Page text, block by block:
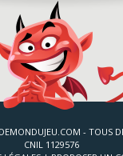
- TOUS
CNIL 1129576